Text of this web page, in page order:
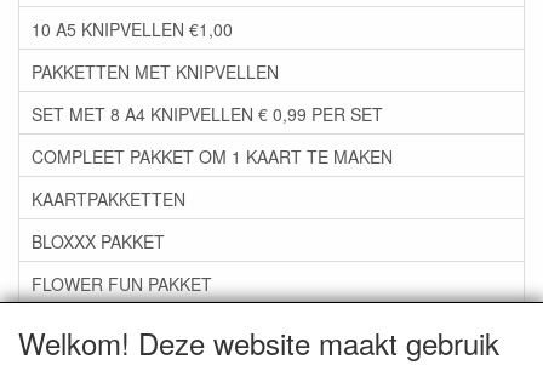
Welkom! Deze website maakt gebruik
10 A5 KNIPVELLEN €1,00
PAKKETTEN MET KNIPVELLEN
SET MET 8 A4 KNIPVELLEN € 0,99 PER SET
COMPLEET PAKKET OM 1 KAART TE MAKEN
KAARTPAKKETTEN
BLOXXX PAKKET
FLOWER FUN PAKKET
***GROEP 06*** TAPE/LIJM SNIJMALLEN STEMPELS